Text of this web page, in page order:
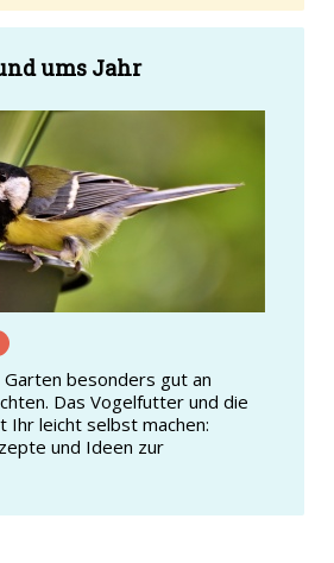
ums Jahr
Garten besonders gut an
Das Vogelfutter und die
Ihr leicht selbst machen:
und Ideen zur